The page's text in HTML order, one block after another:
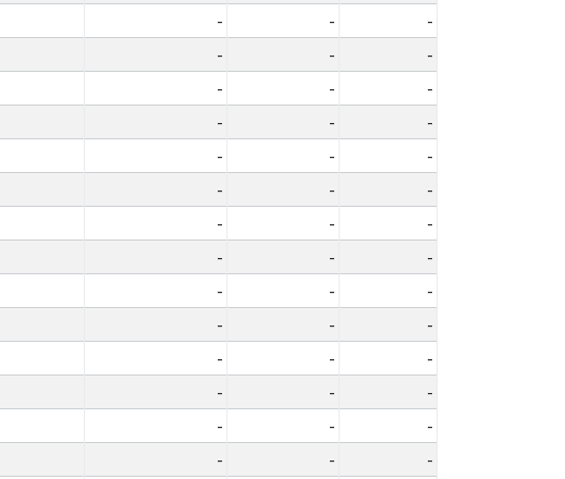
- -
-
- -
-
- -
-
- -
-
- -
-
- -
-
- -
-
- -
-
- -
-
- -
-
- -
-
- -
-
- -
-
- -
-